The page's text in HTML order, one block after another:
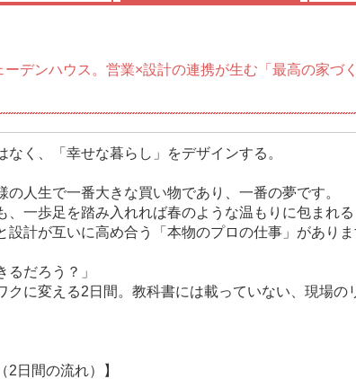
ーデンハウス。営業×設計の連携が生む「最高の家づ
なく、「幸せな暮らし」をデザインする。
の人生で一番大きな買い物であり、一番の夢です。
、一歩足を踏み入れれば春のような温もりに包まれ
設計が互いに高め合う「本物のプロの仕事」がありま
るだろう？」
クに変える2日間。教科書には載っていない、現場の
2日間の流れ）】